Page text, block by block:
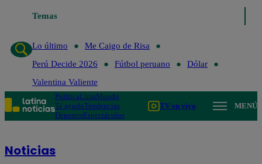
Temas
Lo último
Me Caigo de Risa
Perú Decide 2026
Fútbol peruano
Dólar
Valentina Valiente
PolíticaLimaMundo
Te ayudoTendencias
DeportesEspectáculos
TV en vivo MENÚ
Noticias